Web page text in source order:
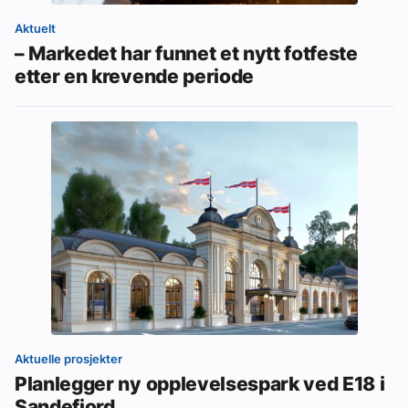
Aktuelt
– Markedet har funnet et nytt fotfeste
etter en krevende periode
Aktuelle prosjekter
Planlegger ny opplevelsespark ved E18 i